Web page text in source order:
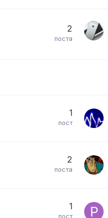
2
поста
1
пост
2
поста
1
пост